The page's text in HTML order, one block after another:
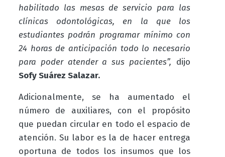
habilitado las mesas de servicio para las
clínicas odontológicas, en la que los
estudiantes podrán programar mínimo con
24 horas de anticipación todo lo necesario
para poder atender a sus pacientes”, dijo
Sofy Suárez Salazar.
Adicionalmente, se ha aumentado el
número de auxiliares, con el propósito
que puedan circular en todo el espacio de
atención. Su labor es la de hacer entrega
oportuna de todos los insumos que los